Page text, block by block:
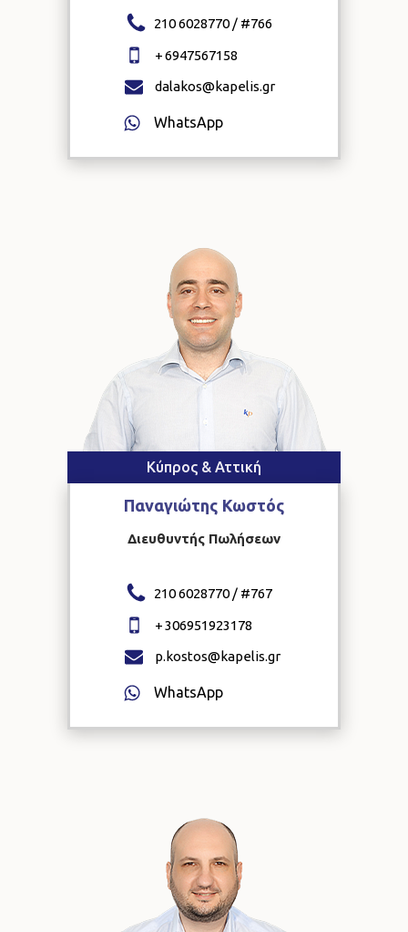
210 6028770 / #766
+6947567158
dalakos@kapelis.gr
WhatsApp
Κύπρος & Αττική
Παναγιώτης Κωστός
Διευθυντής Πωλήσεων
210 6028770 / #767
+306951923178
p.kostos@kapelis.gr
WhatsApp